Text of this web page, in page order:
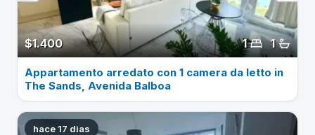
$1.400 1
1
Appartamento arredato con 1 camera da letto in
The Sands, Avenida Balboa
hace 17 dias